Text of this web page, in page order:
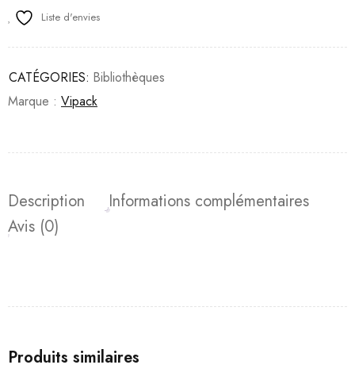
Liste d'envies
CATÉGORIES: Bibliothèques
Marque : Vipack
Description
Informations complémentaires
Avis (0)
Produits similaires